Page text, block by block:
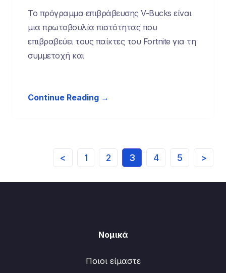
Το πρόγραμμα επιβράβευσης V-Bucks είναι
μια πρωτοβουλία πιστότητας που
επιβραβεύει τους παίκτες του Fortnite για τη
συμμετοχή και
Continue Reading →
< 1 2 3 4 5 >
Νομικά
Ποιοι είμαστε